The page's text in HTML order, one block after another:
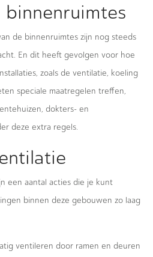
de binnenruimtes zijn nog steeds
En dit heeft gevolgen voor hoe
zoals de ventilatie, koeling
speciale maatregelen treffen,
dokters- en
deze extra regels.
een aantal acties die je kunt
binnen deze gebouwen zo laag
ventileren door ramen en deuren